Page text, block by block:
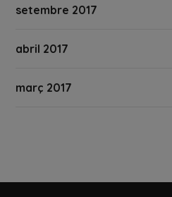
setembre 2017
abril 2017
març 2017